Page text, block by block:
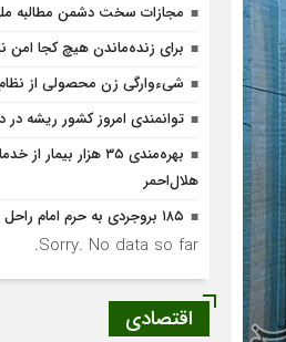
مجازات سخت دشمن مطالبه
برای زنده‌ماندن هیچ کجا
شیء‌وارگی زن محصولی از نظام
توانمندی امروز کشور ریشه
بهره‌مندی ۳۵ هزار بیمار
هلال‌احمر
۱۸۵ بروجردی به حرم امام راحل اعزام می‌شوند
Sorry. No data so far.
اقتصادی